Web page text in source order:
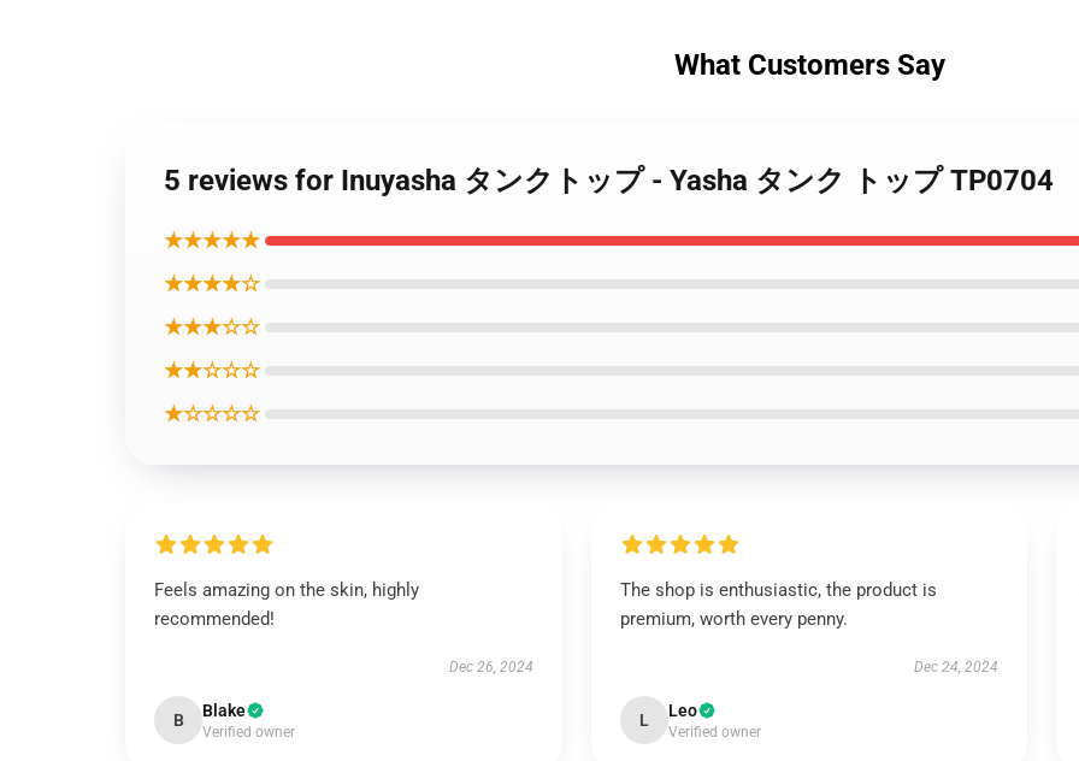
What Customers Say
5 reviews for Inuyasha タンクトップ - Yasha タンク トップ TP0704
★★★★★
★★★★☆
★★★☆☆
★★☆☆☆
★☆☆☆☆
Feels amazing on the skin, highly
recommended!
Dec 26, 2024
B Blake
Verified owner
The shop is enthusiastic, the product is
premium, worth every penny.
Dec 24, 2024
L Leo
Verified owner